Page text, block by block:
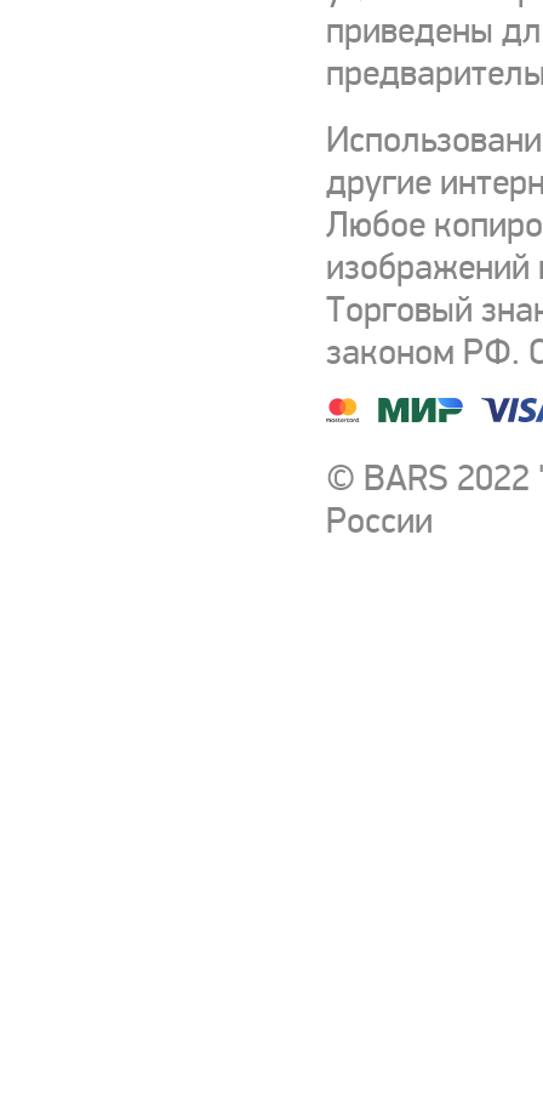
приведены
другие
Любое
изображений
Торговый
законом РФ.
© BARS
России